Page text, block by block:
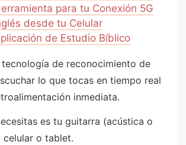
para tu Conexión 5G
desde tu Celular
de Estudio Bíblico
de reconocimiento de
lo que tocas en tiempo real
inmediata.
es tu guitarra (acústica o
o tablet.